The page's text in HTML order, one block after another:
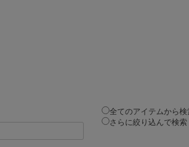
全てのアイテムから検
さらに絞り込んで検索